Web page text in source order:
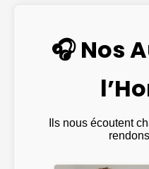
🎧 Nos
Ils nous écoutent